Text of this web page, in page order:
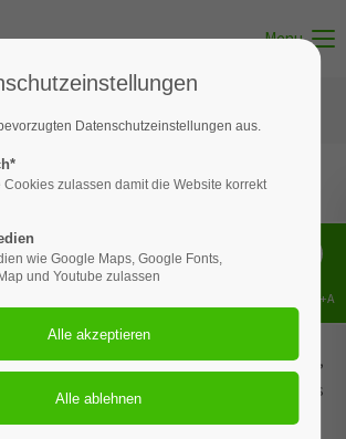
Menu
Thema 12
an den Terminen 14.01.2026, 17.02.2026,
und 3 weiteren Terminen wiederholt. Das
statt am23.05.2022. bis zum 04.08.2026.
Datenschutzeinstellungen aus.
Cookies zulassen damit die Website korrekt
wie Google Maps, Google Fonts,
und Youtube zulassen
Shift+Alt+A